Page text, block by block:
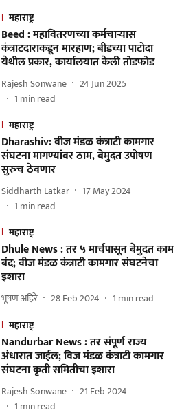
महाराष्ट्र
Beed : महावितरणच्या कर्मचाऱ्यास
कंत्राटदाराकडून मारहाण; बीडच्या पाटोदा
येथील प्रकार, कार्यालयात केली तोडफोड
Rajesh Sonwane
24 Jun 2025
1 min read
महाराष्ट्र
Dharashiv: वीज मंडळ कंत्राटी कामगार
संघटना मागण्यांवर ठाम, बेमुदत उपाेषण
सुरुच ठेवणार
Siddharth Latkar
17 May 2024
1 min read
महाराष्ट्र
Dhule News : तर ५ मार्चपासून बेमुदत काम
बंद; वीज मंडळ कंत्राटी कामगार संघटनेचा
इशारा
भूषण अहिरे 28 Feb 2024 1 min read
महाराष्ट्र
Nandurbar News : तर संपूर्ण राज्य
अंधारात जाईल; विज मंडळ कंत्राटी कामगार
संघटना कृती समितीचा इशारा
Rajesh Sonwane
21 Feb 2024
1 min read